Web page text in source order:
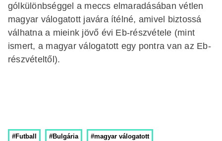
gólkülönbséggel a meccs elmaradásában vétlen
magyar válogatott javára ítélné, amivel biztossá
válhatna a mieink jövő évi Eb-részvétele (mint
ismert, a magyar válogatott egy pontra van az Eb-
részvételtől).
#Futball #Bulgária #magyar válogatott